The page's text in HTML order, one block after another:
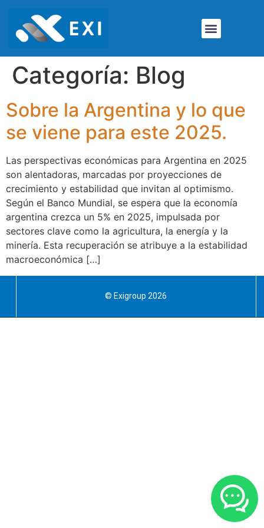
Categoría: Blog
Sobre la Argentina y lo que
se viene para este 2025.
Las perspectivas económicas para Argentina en 2025
son alentadoras, marcadas por proyecciones de
crecimiento y estabilidad que invitan al optimismo.
Según el Banco Mundial, se espera que la economía
argentina crezca un 5% en 2025, impulsada por
sectores clave como la agricultura, la energía y la
minería. Esta recuperación se atribuye a la estabilidad
macroeconómica […]
© Exigroup 2026